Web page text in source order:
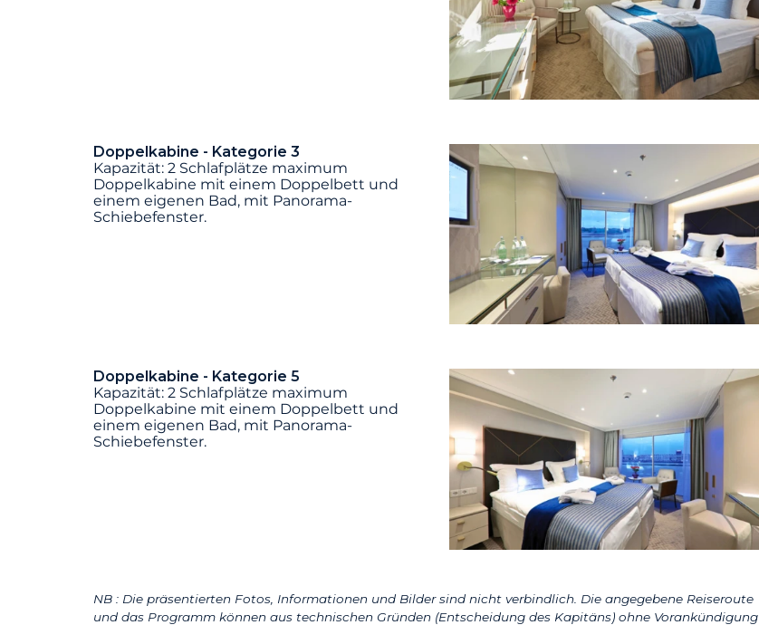
Doppelkabine - Kategorie 3
Kapazität: 2 Schlafplätze maximum
Doppelkabine mit einem Doppelbett und
einem eigenen Bad, mit Panorama-
Schiebefenster.
Doppelkabine - Kategorie 5
Kapazität: 2 Schlafplätze maximum
Doppelkabine mit einem Doppelbett und
einem eigenen Bad, mit Panorama-
Schiebefenster.
NB : Die präsentierten Fotos, Informationen und Bilder sind nicht verbindlich. Die angegebene Reiseroute
und das Programm können aus technischen Gründen (Entscheidung des Kapitäns) ohne Vorankündigung